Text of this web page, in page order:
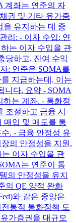
계좌는 연준의 자
권 및 기타 유가증
을 유지하는 데 중
리: - 이자 수입: 연
는 이자 수입을 관
당하고, 잔여 수익
: 연준은 SOMA를
지급하는데, 이는
니다. 요약 - SOMA
는 계좌. - 통화정
조절하고 금융 시
매입 및 매도를 통
. - 금융 안정성 유
의 안정성을 지원.
이자 수입을 관
는 연준이 통
의 안정성을 유지
의 QE 양적 완화
와 같은 중앙은
통적 통화정책 도
가증권을 대규모